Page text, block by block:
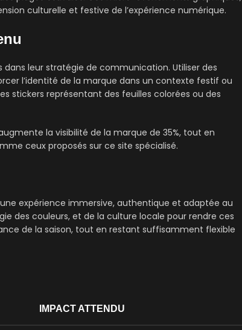
culturelle et festive de l’expérience numérique.
leur stratégie de communication. Utiliser des
l’identité de la marque dans un contexte festif ou
stickers représentant des feuilles colorées ou des
la visibilité de la marque de 35%, tout en
ceux proposés sur ce site spécialisé.
expérience immersive, authentique et adaptée au
des couleurs, et de la culture locale pour rendre ces
de la saison, tout en restant suffisamment flexible
IMPACT ATTENDU